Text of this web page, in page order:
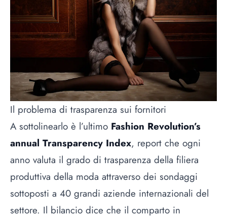
Il problema di trasparenza sui fornitori
A sottolinearlo è l’ultimo Fashion Revolution’s
annual Transparency Index, report che ogni
anno valuta il grado di trasparenza della filiera
produttiva della moda attraverso dei sondaggi
sottoposti a 40 grandi aziende internazionali del
settore. Il bilancio dice che il comparto in